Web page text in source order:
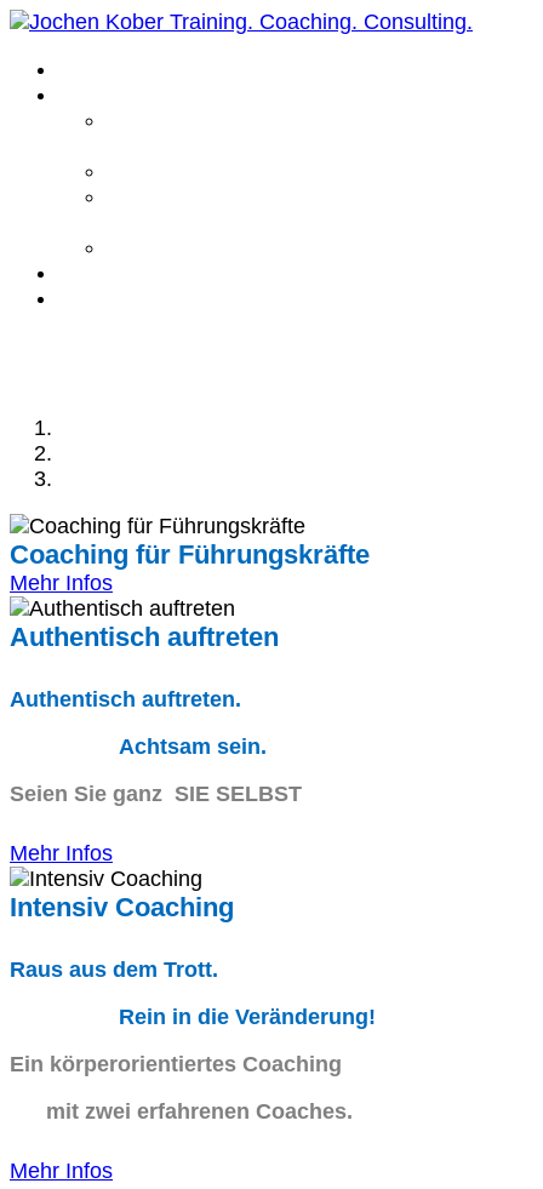
Coaching für Führungskräfte
Mehr Infos
Authentisch auftreten
Authentisch auftreten.
Achtsam sein.
Seien Sie ganz SIE SELBST
Mehr Infos
Intensiv Coaching
Raus aus dem Trott.
Rein in die Veränderung!
Ein körperorientiertes Coaching
mit zwei erfahrenen Coaches.
Mehr Infos